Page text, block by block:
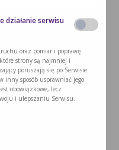
do żywienia
Protein Omega 3.
omówić z
raka pęcherza
lekarz. Niepokojące
lekarzem pierwszego
działanie serwisu
oraz pomiar i poprawę
strony są najmniej i
poruszają się po Serwisie.
inny sposób usprawniać jego
obowiązkowe, lecz
i ulepszaniu Serwisu.